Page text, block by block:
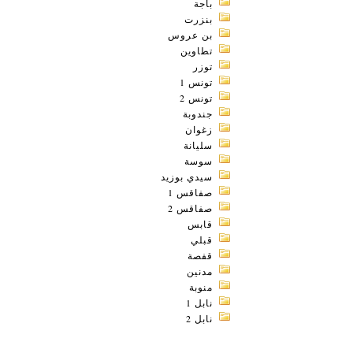
باجة
بنزرت
بن عروس
تطاوين
توزر
تونس 1
تونس 2
جندوبة
زغوان
سليانة
سوسة
سيدي بوزيد
صفاقس 1
صفاقس 2
قابس
قبلي
قفصة
مدنين
منوبة
نابل 1
نابل 2